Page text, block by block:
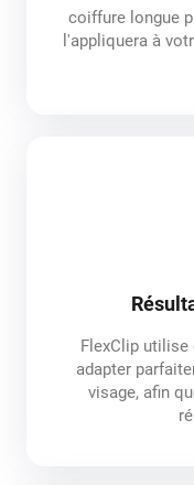
coiffure longue
l'appliquera à
FlexClip utilise
adapter
visage, afin